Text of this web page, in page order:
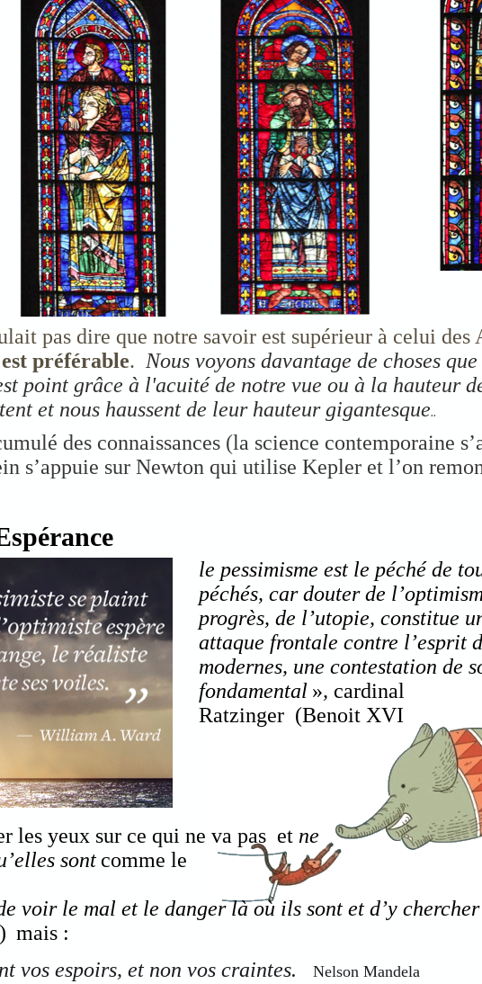
pas dire que notre savoir est supérieur à celui des
préférable. Nous voyons davantage de choses
point grâce à l'acuité de notre vue ou à la hauteur
et nous haussent de leur hauteur gigantesque..
des connaissances (la science contemporaine
s’appuie sur Newton qui utilise Kepler et l’on
les yeux sur ce qui ne va pas et ne
sont comme le
voir le mal et le danger là où ils sont et d’y chercher
mais :
le pessimisme est le péché de
péchés, car douter de
progrès, de l’utopie, constitue
attaque frontale contre l’esprit
modernes, une contestation de
fondamental », cardinal
Ratzinger (Benoit XVI
vos espoirs, et non vos craintes. Nelson Mandela